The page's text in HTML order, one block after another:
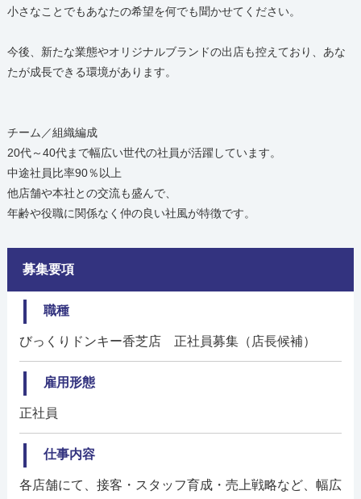
小さなことでもあなたの希望を何でも聞かせてください。
今後、新たな業態やオリジナルブランドの出店も控えており、あな
たが成長できる環境があります。
チーム／組織編成
20代～40代まで幅広い世代の社員が活躍しています。
中途社員比率90％以上
他店舗や本社との交流も盛んで、
年齢や役職に関係なく仲の良い社風が特徴です。
募集要項
職種
びっくりドンキー香芝店 正社員募集（店長候補）
雇用形態
正社員
仕事内容
各店舗にて、接客・スタッフ育成・売上戦略など、幅広